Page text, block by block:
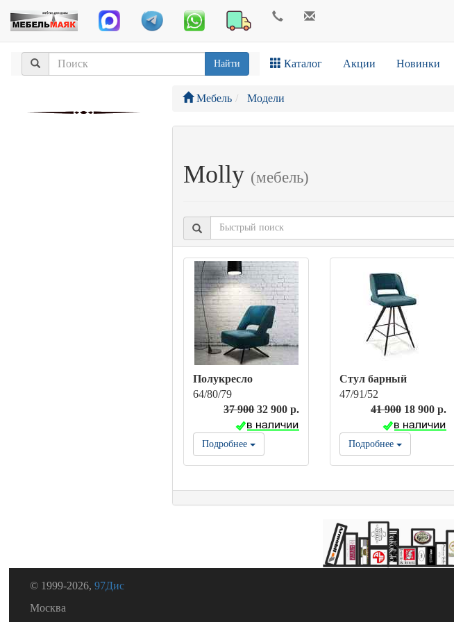
Найти Каталог Акции Новинки
Мебель Модели
Molly (мебель)
Полукресло
64/80/79
37 90032 900 р.
Подробнее
Стул барный
47/91/52
41 90018 900 р.
Подробнее
© 1999-2026,97Дис
Москва